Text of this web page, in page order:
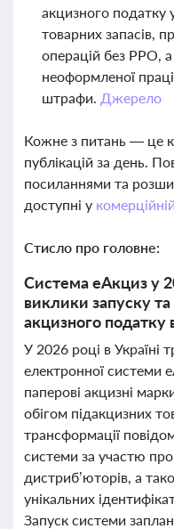
акцизного податку
товарних запасів,
операцій без РРО,
неоформленої
штрафи. Джерело
Кожне з питань — це
публікацій за день.
посиланнями та
доступні у
Стисло про головне:
Система еАкциз у
виклики запуску
акцизного податку
У 2026 році в Україні
електронної системи
паперові акцизні
обігом підакцизних
трансформації
системи за участю
дистриб’юторів, а
унікальних
Запуск системи